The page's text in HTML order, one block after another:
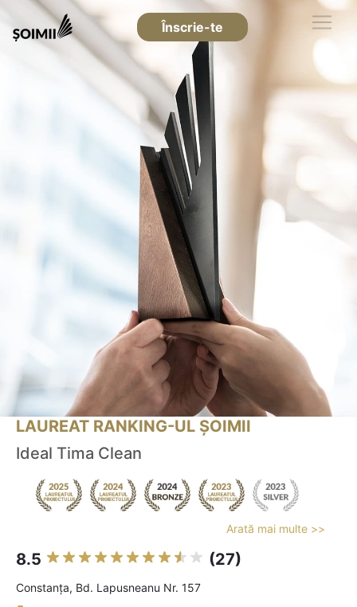
Înscrie-te
LAUREAT RANKING-UL ȘOIMII
Ideal Tima Clean
Arată mai multe >>
8.5 (27)
Constanţa, Bd. Lapusneanu Nr. 157